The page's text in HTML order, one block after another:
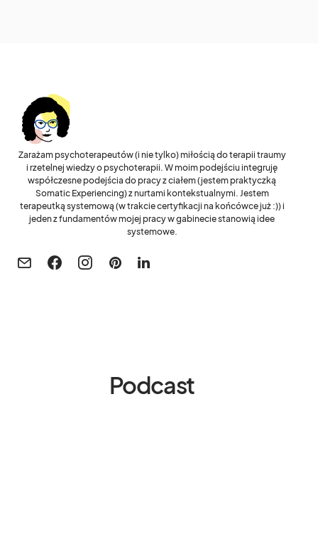
Zarażam psychoterapeutów (i nie tylko) miłością do terapii traumy
i rzetelnej wiedzy o psychoterapii. W moim podejściu integruję
współczesne podejścia do pracy z ciałem (jestem praktyczką
Somatic Experiencing) z nurtami kontekstualnymi. Jestem
terapeutką systemową (w trakcie certyfikacji na końcówce już :)) i
jeden z fundamentów mojej pracy w gabinecie stanowią idee
systemowe.
Podcast